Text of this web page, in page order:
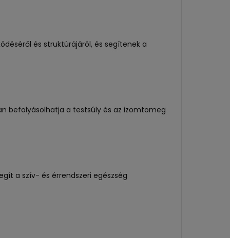
és struktúrájáról, és segítenek a
befolyásolhatja a testsúly és az izomtömeg
a szív- és érrendszeri egészség